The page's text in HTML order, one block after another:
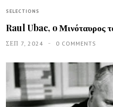
SELECTIONS
Raul Ubac, o Μινόταυρος
ΣΕΠ 7, 2024 0 COMMENTS